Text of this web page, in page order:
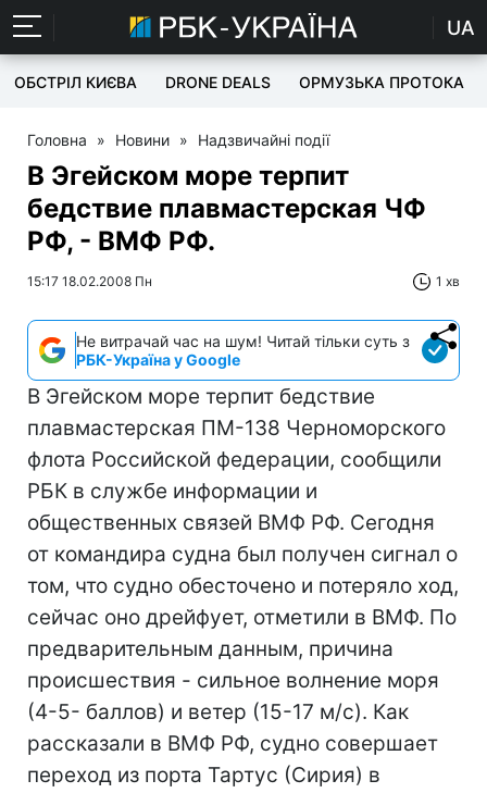
UA
ОБСТРІЛ КИЄВА DRONE DEALS ОРМУЗЬКА ПРОТОКА
Головна » Новини » Надзвичайні події
В Эгейском море терпит
бедствие плавмастерская ЧФ
РФ, - ВМФ РФ.
15:17 18.02.2008 Пн 1 хв
Не витрачай час на шум! Читай тільки суть з
РБК-Україна у Google
В Эгейском море терпит бедствие
плавмастерская ПМ-138 Черноморского
флота Российской федерации, сообщили
РБК в службе информации и
общественных связей ВМФ РФ. Сегодня
от командира судна был получен сигнал о
том, что судно обесточено и потеряло ход,
сейчас оно дрейфует, отметили в ВМФ. По
предварительным данным, причина
происшествия - сильное волнение моря
(4-5- баллов) и ветер (15-17 м/с). Как
рассказали в ВМФ РФ, судно совершает
переход из порта Тартус (Сирия) в